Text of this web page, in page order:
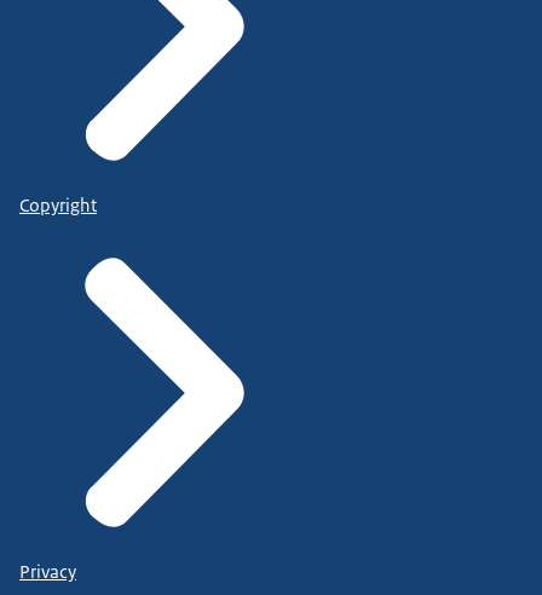
Copyright
Privacy